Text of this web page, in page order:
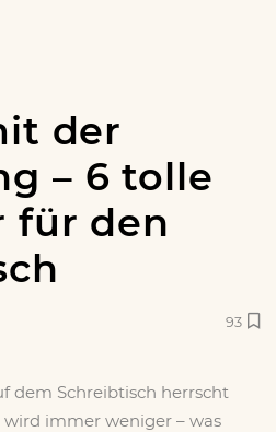
der
– 6 tolle
für den
93
dem Schreibtisch herrscht
wird immer weniger – was